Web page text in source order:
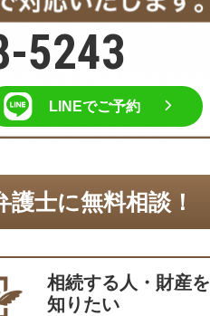
5243
LINEでご予約
士に無料相談！
相続する人・財産を
知りたい